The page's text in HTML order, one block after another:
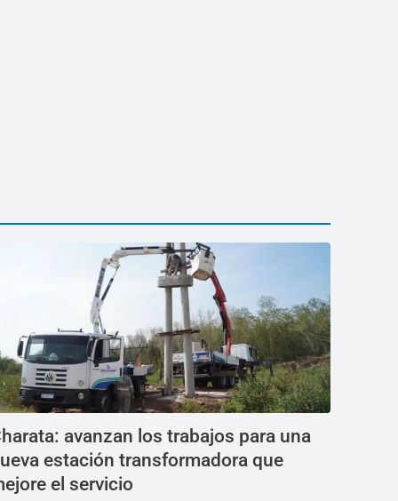
avanzan los trabajos para una
estación transformadora que
el servicio